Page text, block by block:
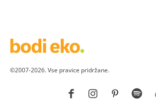
©2007-2026. Vse pravice pridržane.